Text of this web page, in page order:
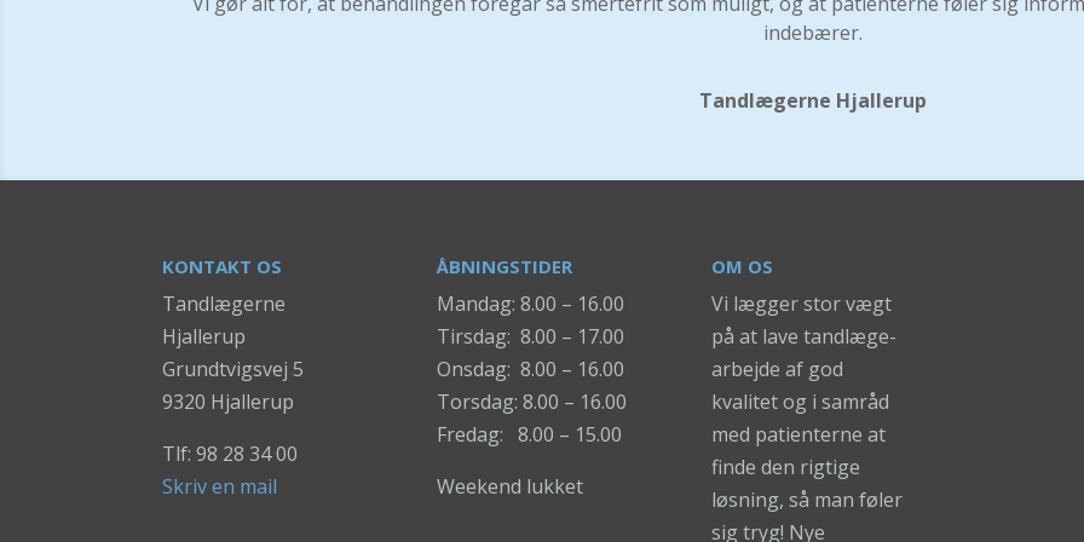
indebærer.
Tandlægerne Hjallerup
KONTAKT OS
Tandlægerne
Hjallerup
Grundtvigsvej 5
9320 Hjallerup
Tlf: 98 28 34 00
Skriv en mail
ÅBNINGSTIDER
Mandag: 8.00 – 16.00
Tirsdag: 8.00 – 17.00
Onsdag: 8.00 – 16.00
Torsdag: 8.00 – 16.00
Fredag: 8.00 – 15.00
Weekend lukket
OM OS
Vi lægger stor vægt
på at lave tandlæge-
arbejde af god
kvalitet og i samråd
med patienterne at
finde den rigtige
løsning, så man føler
sig tryg! Nye